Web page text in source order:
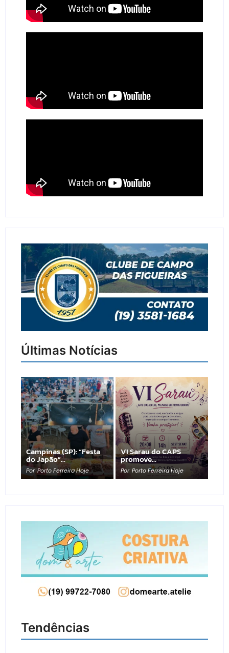
Últimas Notícias
Campinas (SP): “Festa
do Japão”…
Por Porto Ferreira Hoje
VI Sarau do CAPS
promove…
Por Porto Ferreira Hoje
Tendências